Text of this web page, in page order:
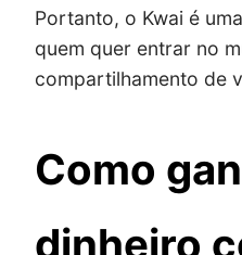
Portanto, o Kwai é
quem quer entrar no
compartilhamento de
Como
dinheiro